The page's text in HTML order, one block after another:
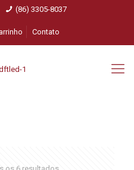
(86) 3305-8037
Contato